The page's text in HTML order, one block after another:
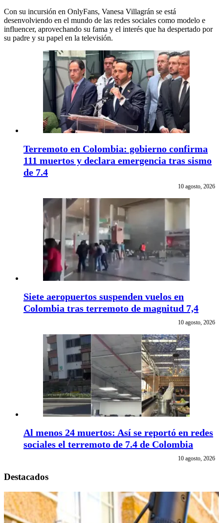
Con su incursión en OnlyFans, Vanesa Villagrán se está
desenvolviendo en el mundo de las redes sociales como modelo e
influencer, aprovechando su fama y el interés que ha despertado por
su padre y su papel en la televisión.
Terremoto en Colombia: gobierno confirma
111 muertos y declara emergencia tras sismo
de 7.4
10 agosto, 2026
Siete aeropuertos suspenden vuelos en
Colombia tras terremoto de magnitud 7,4
10 agosto, 2026
Al menos 24 muertos: Así se reportó en redes
sociales el terremoto de 7.4 de Colombia
10 agosto, 2026
Destacados